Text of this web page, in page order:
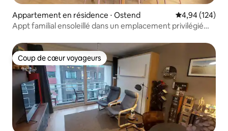
Appartement en résidence ⋅ Ostend Évaluation
4,94 (124)
Appt familial ensoleillé dans un emplacement privilégié
Coup de cœur voyageurs
Coup de cœur voyageurs